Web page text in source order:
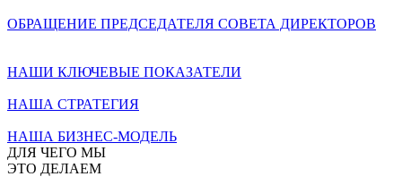
ОБРАЩЕНИЕ ПРЕДСЕДАТЕЛЯ СОВЕТА ДИРЕКТОРОВ
НАШИ КЛЮЧЕВЫЕ ПОКАЗАТЕЛИ
НАША СТРАТЕГИЯ
НАША БИЗНЕС-МОДЕЛЬ
ДЛЯ ЧЕГО МЫ
ЭТО ДЕЛАЕМ